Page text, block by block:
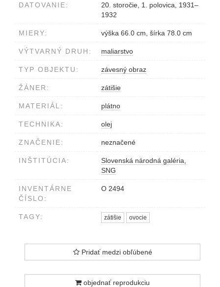
DATOVANIE:
20. storočie, 1. polovica, 1931–
1932
MIERY: výška 66.0 cm, šírka 78.0 cm
VÝTVARNÝ DRUH: maliarstvo
TYP OBJEKTU: závesný obraz
ŽÁNER: zátišie
MATERIÁL: plátno
TECHNIKA: olej
ZNAČENIE: neznačené
INŠTITÚCIA:
Slovenská národná galéria,
SNG
INVENTÁRNE
ČÍSLO:
O 2494
TAGY: zátišie ovocie
Pridať medzi obľúbené
objednať reprodukciu